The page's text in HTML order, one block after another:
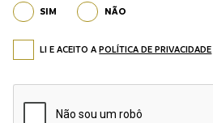
SIM NÃO
LI E ACEITO APOLÍTICA DE PRIVACIDADE